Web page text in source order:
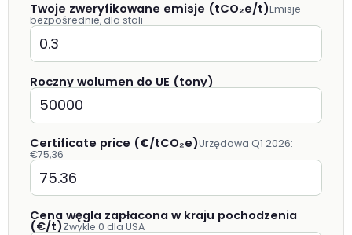
Twoje zweryfikowane emisje (tCO₂e/t)Emisje
bezpośrednie, dla stali
Roczny wolumen do UE (tony)
Certificate price (€/tCO₂e)Urzędowa Q1 2026:
€75,36
Cena węgla zapłacona w kraju pochodzenia
(€/t)Zwykle 0 dla USA